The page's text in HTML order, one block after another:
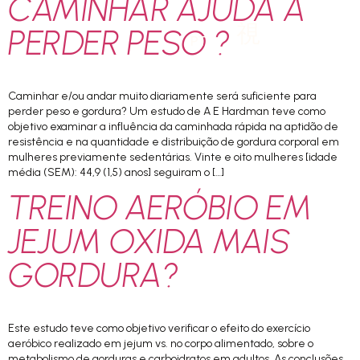
PT
CAMINHAR AJUDA A
PERDER PESO ?
Caminhar e/ou andar muito diariamente será suficiente para
perder peso e gordura? Um estudo de A E Hardman teve como
objetivo examinar a influência da caminhada rápida na aptidão de
resistência e na quantidade e distribuição de gordura corporal em
mulheres previamente sedentárias. Vinte e oito mulheres [idade
média (SEM): 44,9 (1,5) anos] seguiram o […]
TREINO AERÓBIO EM
JEJUM OXIDA MAIS
GORDURA?
Este estudo teve como objetivo verificar o efeito do exercício
aeróbico realizado em jejum vs. no corpo alimentado, sobre o